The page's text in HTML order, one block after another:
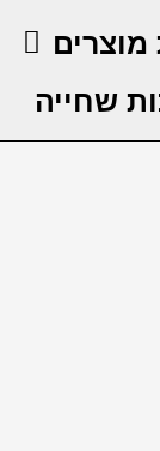
מוצרים
שחייה